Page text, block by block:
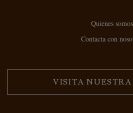
Quienes somos
Contacta con
VISITA